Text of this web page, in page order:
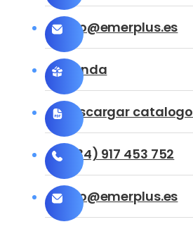
info@emerplus.es
Tienda
Descargar catalogo
(+34) 917 453 752
info@emerplus.es